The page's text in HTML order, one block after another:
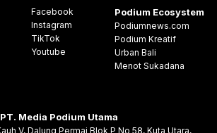
Facebook
Instagram
TikTok
Youtube
Podium Ecosystem
Podiumnews.com
Podium Kreatif
Urban Bali
Menot Sukadana
PT. Media Podium Utama
V, Dalung Permai Blok P No 58, Kuta Utara,